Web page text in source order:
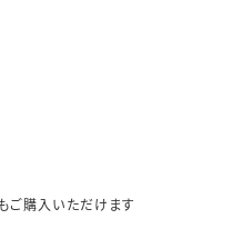
購入いただけます